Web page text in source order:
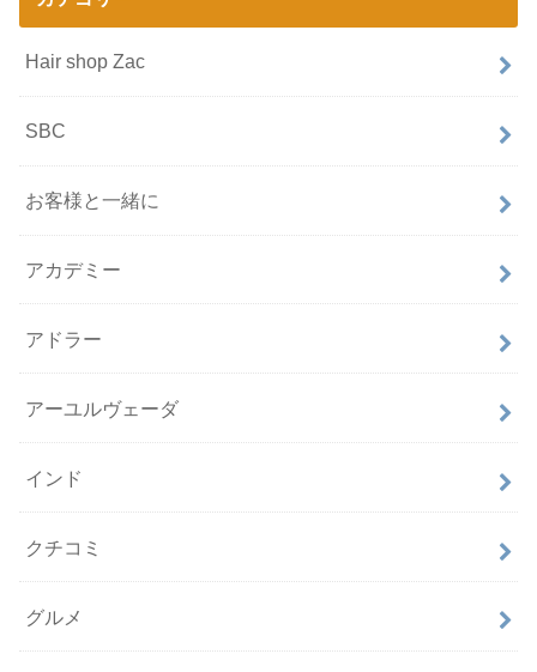
Hair shop Zac
SBC
お客様と一緒に
アカデミー
アドラー
アーユルヴェーダ
インド
クチコミ
グルメ